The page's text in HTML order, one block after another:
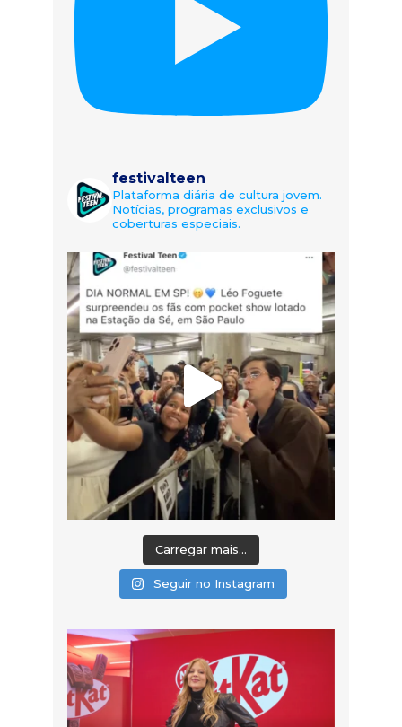
festivalteen
Plataforma diária de cultura jovem.
Notícias, programas exclusivos e
coberturas especiais.
Carregar mais...
Seguir no Instagram